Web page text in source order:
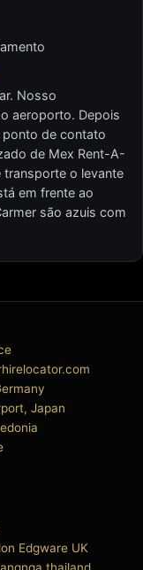
Nosso
aeroporto. Depois
ponto de contato
de Mex Rent-A-
transporte o levante
em frente ao
são azuis com
Japan
Edgware UK